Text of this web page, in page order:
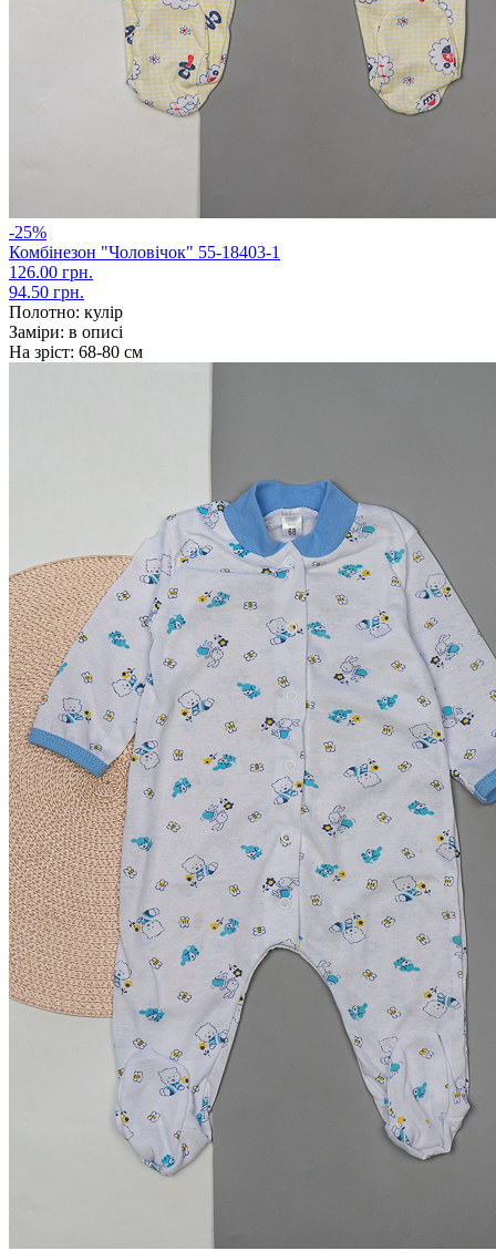
-25%
Комбінезон "Чоловічок" 55-18403-1
126.00 грн.
94.50 грн.
Полотно: кулір
Заміри: в описі
На зріст: 68-80 см